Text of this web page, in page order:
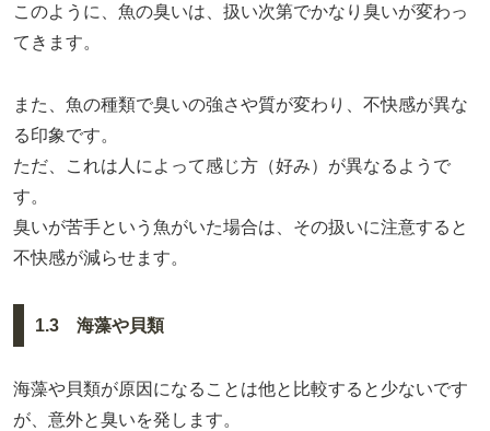
このように、魚の臭いは、扱い次第でかなり臭いが変わっ
てきます。
また、魚の種類で臭いの強さや質が変わり、不快感が異な
る印象です。
ただ、これは人によって感じ方（好み）が異なるようで
す。
臭いが苦手という魚がいた場合は、その扱いに注意すると
不快感が減らせます。
1.3 海藻や貝類
海藻や貝類が原因になることは他と比較すると少ないです
が、意外と臭いを発します。